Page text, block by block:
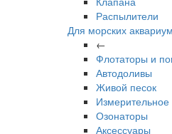
Распылители
Для морских
←
Флотаторы и
Автодоливы
Живой песок
Озонаторы
Аксессуары